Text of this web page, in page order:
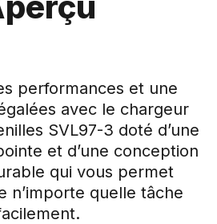
performances et une
avec le chargeur
SVL97-3 doté d’une
et d’une conception
qui vous permet
n’importe quelle tâche